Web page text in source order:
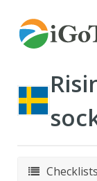
Checklists